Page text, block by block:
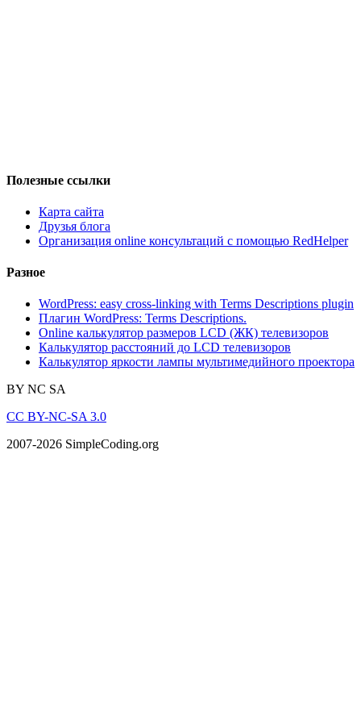
Полезные ссылки
Карта сайта
Друзья блога
Организация online консультаций с помощью RedHelper
Разное
WordPress: easy cross-linking with Terms Descriptions plugin
Плагин WordPress: Terms Descriptions.
Online калькулятор размеров LCD (ЖК) телевизоров
Калькулятор расстояний до LCD телевизоров
Калькулятор яркости лампы мультимедийного проектора
BY NC SA
CC BY-NC-SA 3.0
2007-2026 SimpleCoding.org